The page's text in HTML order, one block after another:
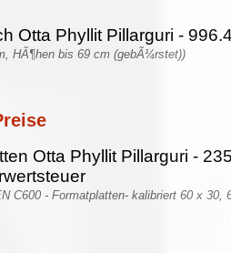
Otta Phyllit Pillarguri -
HÃ¶hen bis 69 cm (gebÃ¼rstet))
Otta Phyllit Pillarguri -
C600 - Formatplatten- kalibriert 60 x 30,